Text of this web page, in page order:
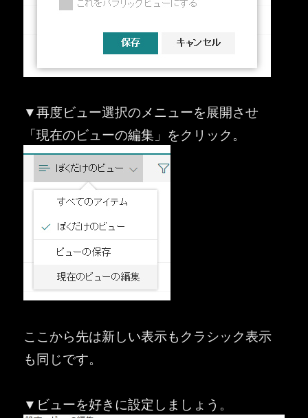
▼再度ビュー選択のメニューを展開させ
「現在のビューの編集」をクリック。
ここから先は新しい表示もクラシック表示
も同じです。
▼ビューを好きに設定しましょう。